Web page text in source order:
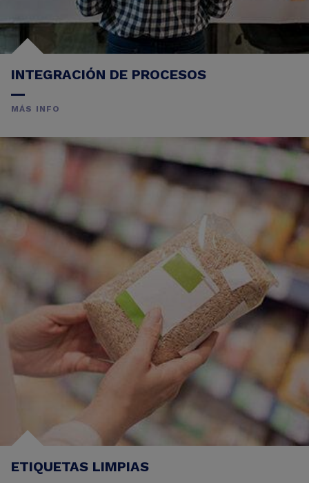
INTEGRACIÓN DE PROCESOS
MÁS INFO
ETIQUETAS LIMPIAS